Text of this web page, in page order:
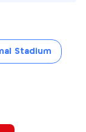
Stadium